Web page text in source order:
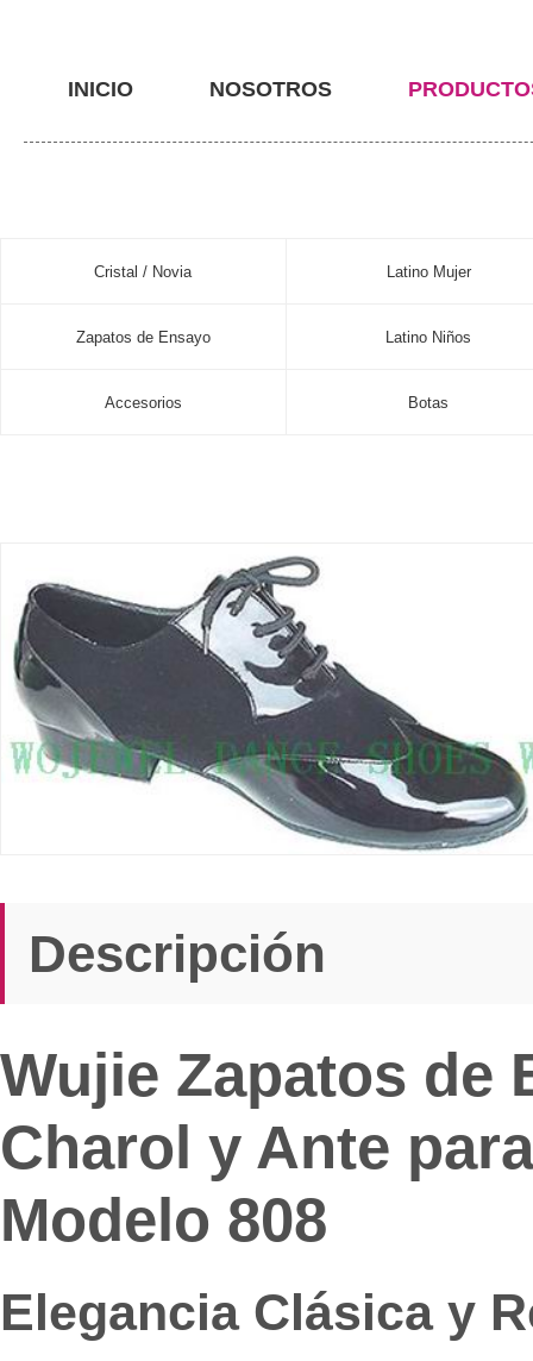
INICIO NOSOTROS
Cristal / Novia Latino Mujer
Zapatos de Ensayo Latino Niños
Accesorios Botas
Descripción
Wujie Zapatos de
Charol y Ante
Modelo 808
Elegancia Clásica y